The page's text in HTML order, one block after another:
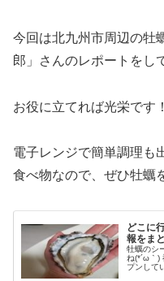
今回は北九州市周辺の牡
郎」さんのレポートをし
お役に立てれば光栄です！
電子レンジで簡単調理も
食べ物なので、ぜひ牡蠣
どこに
報をま
牡蠣のシ
ね(*´ω｀)
プンして